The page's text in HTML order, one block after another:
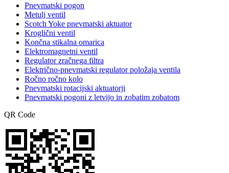
Pnevmatski pogon
Metulj ventil
Scotch Yoke pnevmatski aktuator
Kroglični ventil
Končna stikalna omarica
Elektromagnetni ventil
Regulator zračnega filtra
Električno-pnevmatski regulator položaja ventila
Ročno ročno kolo
Pnevmatski rotacijski aktuatorji
Pnevmatski pogoni z letvijo in zobatim zobatom
QR Code